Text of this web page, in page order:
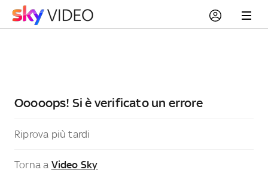
Ooooops! Si è verificato un errore
Riprova più tardi
Torna a Video Sky